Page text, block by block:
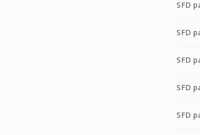
SFD
SFD
SFD
SFD
SFD